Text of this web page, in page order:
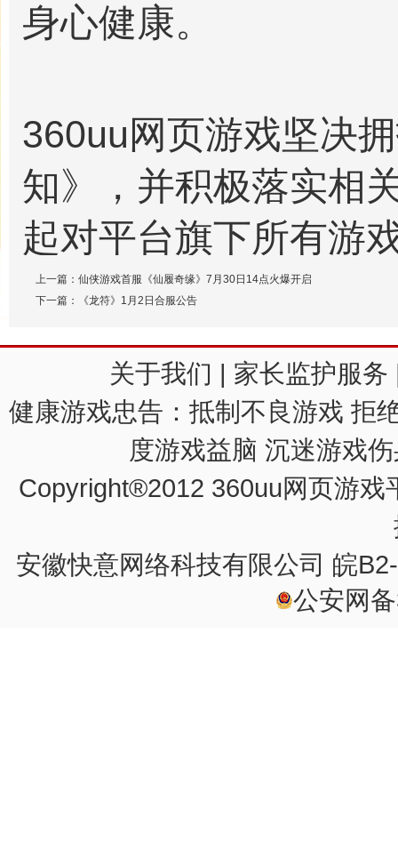
身心健康。
360uu网页游戏坚决
知》，并积极落实相
起对平台旗下所有游
升级调整，具体措施
1、未成年人用户仅
定节假日每日的20
体验。
2、严格执行游戏用
上一篇： 仙侠游戏首服《仙履奇缘》7月30日14点火爆开启
下一篇：
《龙符》1月2日合服公告
关于我们 | 家长监护服务
健康游戏忠告：抵制不良游戏 拒
度游戏益脑 沉迷游戏
Copyright®2012 360uu网页游
安徽快意网络科技有限公司 皖
公安网